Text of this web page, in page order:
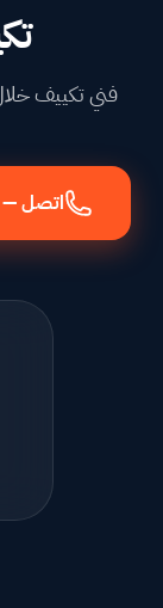
اتصل — 16062